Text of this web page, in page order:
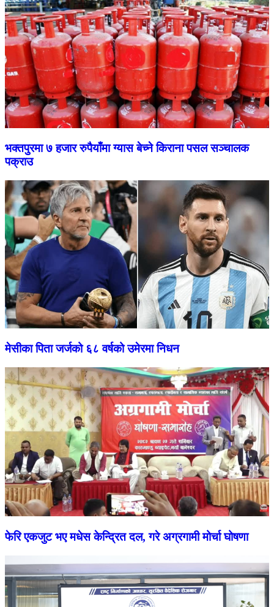
भक्तपुरमा ७ हजार रुपैयाँमा ग्यास बेच्ने किराना पसल सञ्चालक
पक्राउ
मेसीका पिता जर्जको ६८ वर्षको उमेरमा निधन
फेरि एकजुट भए मधेस केन्द्रित दल, गरे अग्रगामी मोर्चा घोषणा